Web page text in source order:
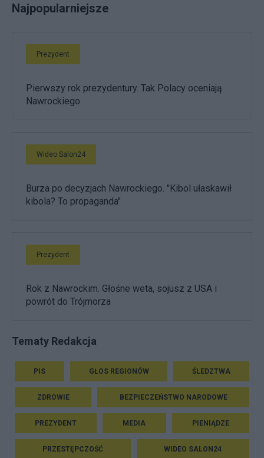
Najpopularniejsze
Prezydent
Pierwszy rok prezydentury. Tak Polacy oceniają
Nawrockiego
Wideo Salon24
Burza po decyzjach Nawrockiego. "Kibol ułaskawił
kibola? To propaganda"
Prezydent
Rok z Nawrockim. Głośne weta, sojusz z USA i
powrót do Trójmorza
Tematy Redakcja
PIS GŁOS REGIONÓW ŚLEDZTWA
ZDROWIE BEZPIECZEŃSTWO NARODOWE
PREZYDENT MEDIA PIENIĄDZE
PRZESTĘPCZOŚĆ WIDEO SALON24